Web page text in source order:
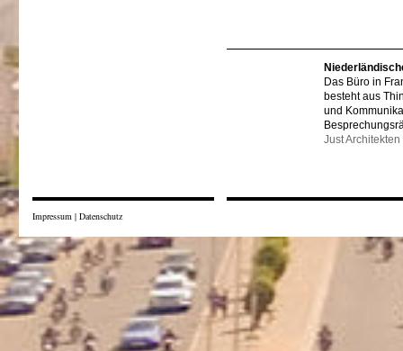
Das Büro in
besteht aus
und
Just Architekten
Impressum | Datenschutz